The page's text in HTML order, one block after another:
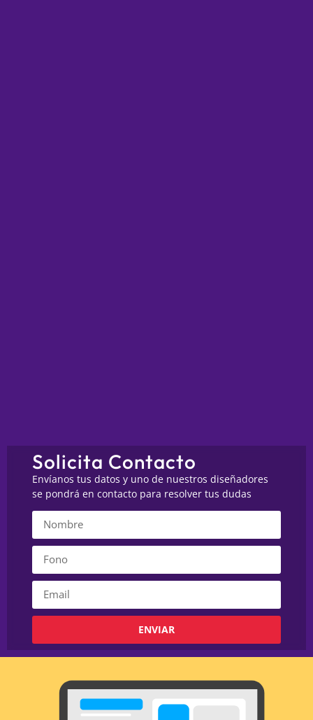
Solicita Contacto
Envíanos tus datos y uno de nuestros diseñadores
se pondrá en contacto para resolver tus dudas
ENVIAR